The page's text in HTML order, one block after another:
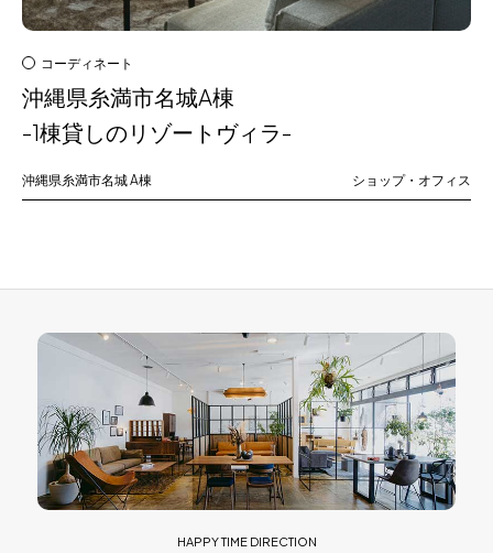
コーディネート
沖縄県糸満市名城A棟
-1棟貸しのリゾートヴィラ-
沖縄県糸満市名城A棟 ショップ・オフィス
HAPPY TIME DIRECTION